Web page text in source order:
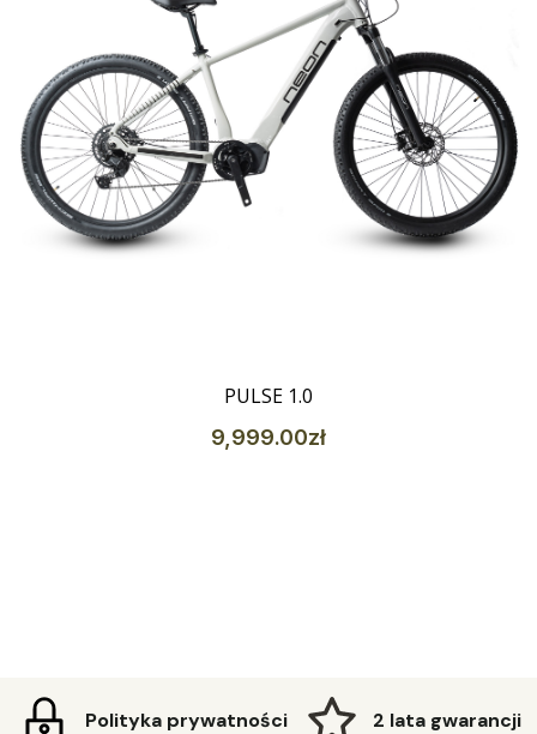
PULSE 1.0
9,999.00zł
Polityka prywatności 2 lata gwarancji